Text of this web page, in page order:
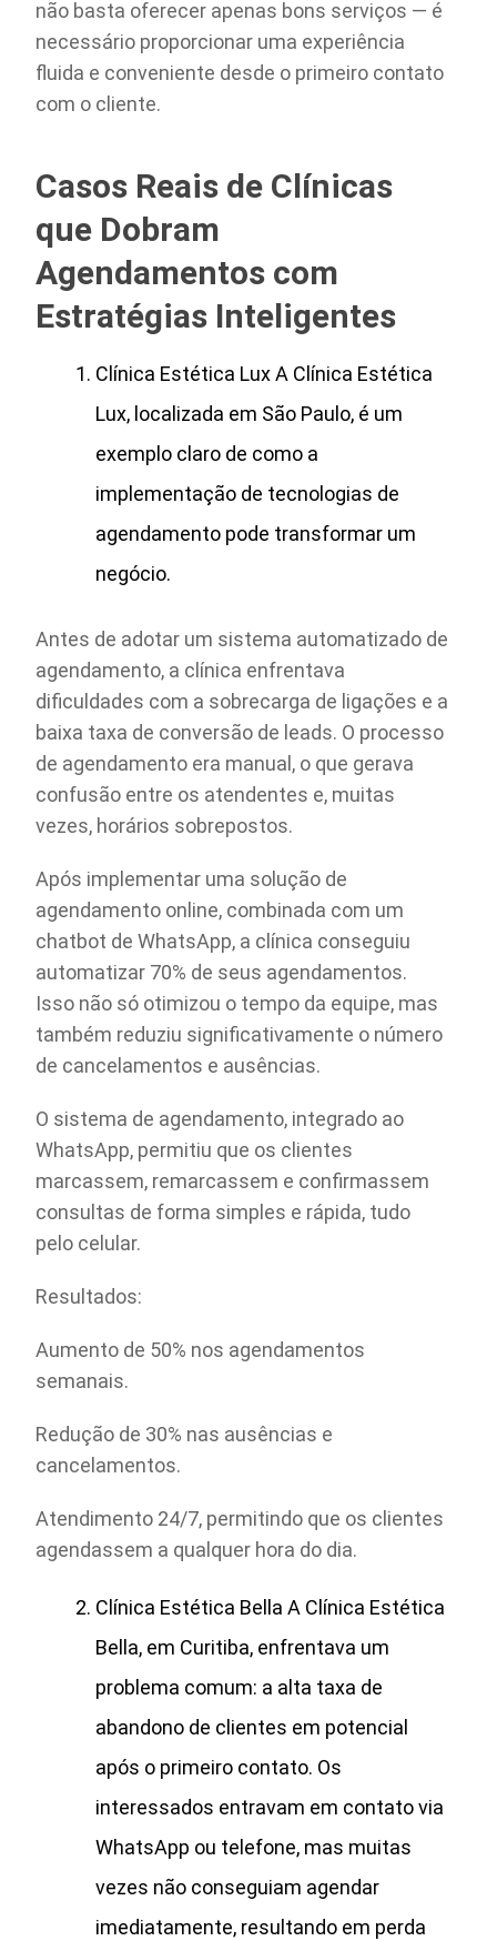
não basta oferecer apenas bons serviços — é
necessário proporcionar uma experiência
fluida e conveniente desde o primeiro contato
com o cliente.
Casos Reais de Clínicas
que Dobram
Agendamentos com
Estratégias Inteligentes
Clínica Estética Lux A Clínica Estética
Lux, localizada em São Paulo, é um
exemplo claro de como a
implementação de tecnologias de
agendamento pode transformar um
negócio.
Antes de adotar um sistema automatizado de
agendamento, a clínica enfrentava
dificuldades com a sobrecarga de ligações e a
baixa taxa de conversão de leads. O processo
de agendamento era manual, o que gerava
confusão entre os atendentes e, muitas
vezes, horários sobrepostos.
Após implementar uma solução de
agendamento online, combinada com um
chatbot de WhatsApp, a clínica conseguiu
automatizar 70% de seus agendamentos.
Isso não só otimizou o tempo da equipe, mas
também reduziu significativamente o número
de cancelamentos e ausências.
O sistema de agendamento, integrado ao
WhatsApp, permitiu que os clientes
marcassem, remarcassem e confirmassem
consultas de forma simples e rápida, tudo
pelo celular.
Resultados:
Aumento de 50% nos agendamentos
semanais.
Redução de 30% nas ausências e
cancelamentos.
Atendimento 24/7, permitindo que os clientes
agendassem a qualquer hora do dia.
Clínica Estética Bella A Clínica Estética
Bella, em Curitiba, enfrentava um
problema comum: a alta taxa de
abandono de clientes em potencial
após o primeiro contato. Os
interessados entravam em contato via
WhatsApp ou telefone, mas muitas
vezes não conseguiam agendar
imediatamente, resultando em perda